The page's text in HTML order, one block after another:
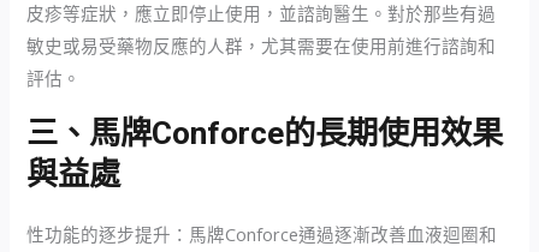
皮疹等症狀，應立即停止使用，並諮詢醫生。對於那些有過
敏史或易受藥物反應的人群，尤其需要在使用前進行諮詢和
評估。
三、馬牌Conforce的長期使用效果
與益處
性功能的逐步提升：馬牌Conforce通過逐漸改善血液迴圈和